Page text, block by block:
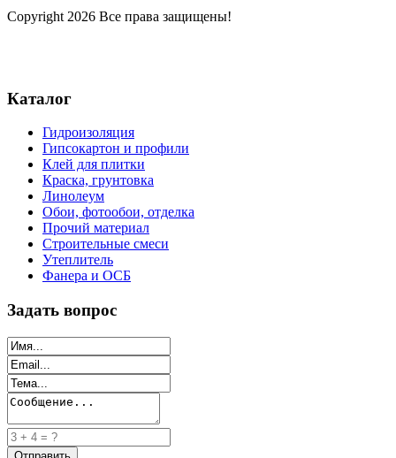
Copyright 2026 Все права защищены!
Каталог
Гидроизоляция
Гипсокартон и профили
Клей для плитки
Краска, грунтовка
Линолеум
Обои, фотообои, отделка
Прочий материал
Строительные смеси
Утеплитель
Фанера и ОСБ
Задать вопрос